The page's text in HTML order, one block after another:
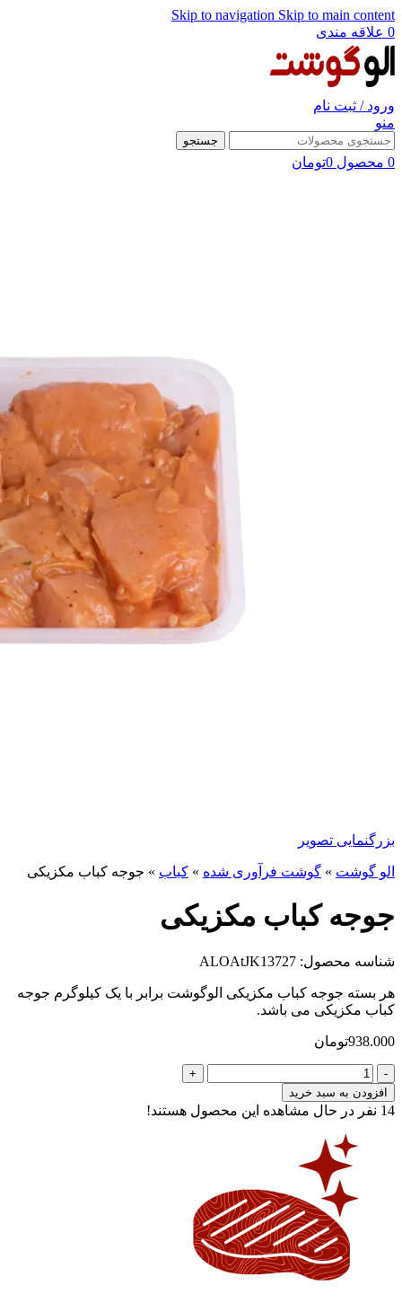
Skip to navigation Skip to main content
0 علاقه مندی
ورود / ثبت نام
منو
جستجو
0 محصول 0تومان
بزرگنمایی تصویر
الو گوشت » گوشت فرآوری شده » کباب » جوجه کباب مکزیکی
جوجه کباب مکزیکی
شناسه محصول: ALOAtJK13727
هر بسته جوجه کباب مکزیکی الوگوشت برابر با یک کیلوگرم جوجه
کباب مکزیکی می باشد.
938.000تومان
جوجه
کباب
مکزیکی
عدد
افزودن به سبد خرید
14 نفر در حال مشاهده این محصول هستند!